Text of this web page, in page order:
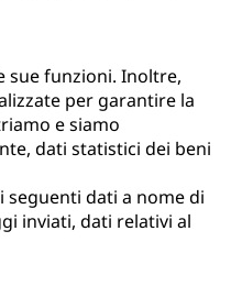
sue funzioni. Inoltre,
per garantire la
e siamo
dati statistici dei beni
dati a nome di
inviati, dati relativi al